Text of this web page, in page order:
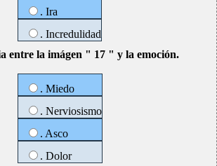
. Ira
. Incredulidad
entre la imágen " 17 " y la emoción.
. Miedo
. Nerviosismo
. Asco
. Dolor